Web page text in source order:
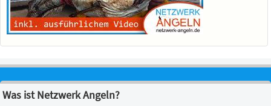
Was ist Netzwerk Angeln?